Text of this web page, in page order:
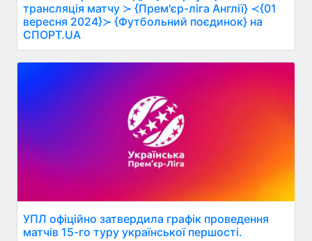
трансляція матчу ≻ {Прем'єр-ліга Англії} ≺{01
вересня 2024}≻ {Футбольний поєдинок} на
СПОРТ.UA
УПЛ офіційно затвердила графік проведення
матчів 15-го туру української першості.